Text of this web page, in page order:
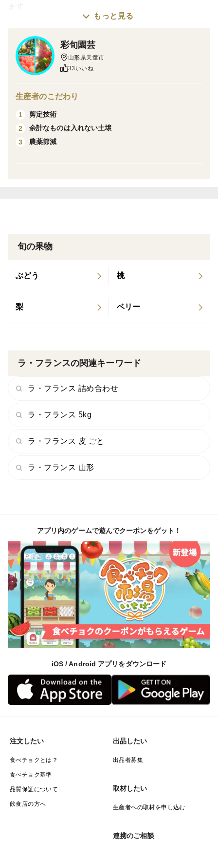
ます。
同じ大きさで揃うわけではなく、大小入ることがござい
熟度の状態は硬めです。
❇玉数、個体の大きさは選べません。
な設定とは言えない当園ではありますが、いつも美味し
いと言って購入してくださる方々に本当に感謝申し上げ
ます。
食べ頃より少し硬めで食べてしまったとしてもある程度
リに硬い状態だと微妙です)
硬めが好きな方にも。
＜栽培のこだわり＞
計な肥料分は投入しません。
到着後すぐにはお召し上がりになれず、追熟が必要で
❇一気に食べ頃が来て急いで食べなければいけないよう
食べ頃説明カードを同包します。
常温下に置いて軸の周りにシワが出て
少し押してみて軟らかいと食べ頃となります。
硬めが好みで、もう少しだけ早い段階で食される方もい
らっしゃるようです。
まだ食べない分は冷蔵庫やひんやりした部屋等に置くと
長持ちします。
❇梱包についてですが、まだ箱やクッション材など、よ
り良い梱包を模索中でして画像の梱包とは異なる場合が
ございます。どうかご了承下さい。
もっと見る
彩旬園芸
山形県天童市
33いいね
生産者のこだわり
1
剪定技術
2
余計なものは入れない土壌
3
農薬節減
旬の果物
ぶどう 桃
梨 ベリー
ラ・フランスの関連キーワード
ラ・フランス 詰め合わせ
ラ・フランス 5kg
ラ・フランス 皮 ごと
ラ・フランス 山形
アプリ内のゲームで遊んでクーポンをゲット！
iOS / Android アプリをダウンロード
注文したい
食べチョクとは？
食べチョク基準
品質保証について
飲食店の方へ
出品したい
出品者募集
取材したい
生産者への取材を申し込む
連携のご相談